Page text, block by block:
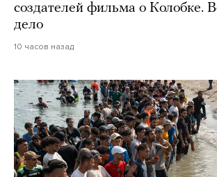
создателей фильма о Колобке.
дело
10 часов назад